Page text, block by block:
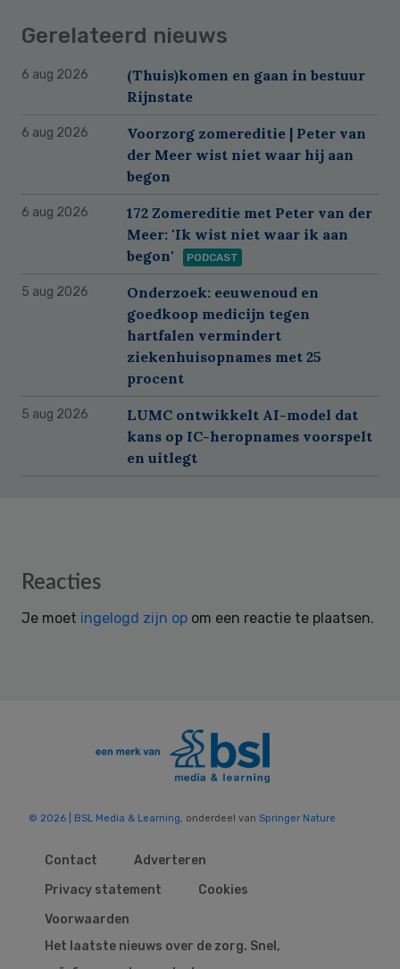
Gerelateerd nieuws
6 aug 2026
(Thuis)komen en gaan in bestuur
Rijnstate
6 aug 2026
Voorzorg zomereditie | Peter van
der Meer wist niet waar hij aan
begon
6 aug 2026
172 Zomereditie met Peter van der
Meer: 'Ik wist niet waar ik aan
begon'
PODCAST
5 aug 2026
Onderzoek: eeuwenoud en
goedkoop medicijn tegen
hartfalen vermindert
ziekenhuisopnames met 25
procent
5 aug 2026
LUMC ontwikkelt AI-model dat
kans op IC-heropnames voorspelt
en uitlegt
Reader
Reacties
Je moet ingelogd zijn op om een reactie te plaatsen.
© 2026 | BSL Media & Learning, onderdeel van Springer Nature
Contact
Adverteren
Privacy statement
Cookies
Voorwaarden
Het laatste nieuws over de zorg. Snel,